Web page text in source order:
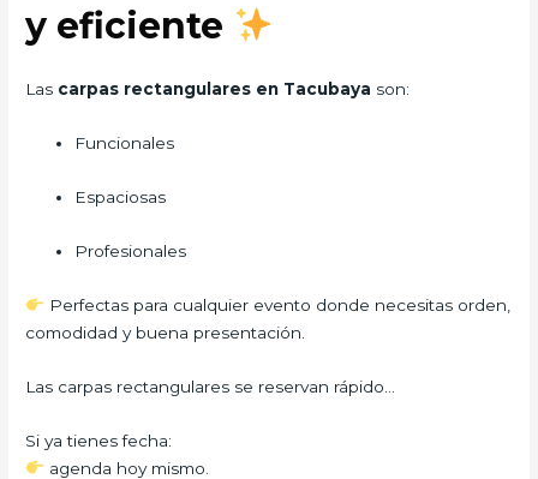
y eficiente
Las carpas rectangulares en Tacubaya son:
Funcionales
Espaciosas
Profesionales
Perfectas para cualquier evento donde necesitas orden,
comodidad y buena presentación.
Las carpas rectangulares se reservan rápido…
Si ya tienes fecha:
agenda hoy mismo.